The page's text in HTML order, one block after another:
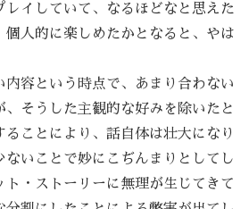
レイしていて、なるほどなと思えた
個人的に楽しめたかとなると、やは
内容という時点で、あまり合わない
、そうした主観的な好みを除いたと
ることにより、話自体は壮大になり
ないことで妙にこぢんまりとしてし
ト・ストーリーに無理が生じてきて